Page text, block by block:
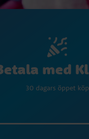
med
30 dagars öppet köp